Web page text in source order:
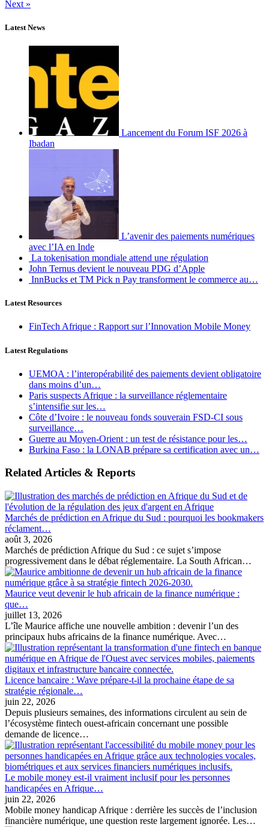
Next »
Latest News
Lancement du Forum ISF 2026 à
Ibadan
L’avenir des paiements numériques
avec l’IA en Inde
La tokenisation mondiale attend une régulation
John Ternus devient le nouveau PDG d’Apple
InnBucks et TM Pick n Pay transforment le commerce au…
Latest Resources
FinTech Afrique : Rapport sur l’Innovation Mobile Money
Latest Regulations
UEMOA : l’interopérabilité des paiements devient obligatoire
dans moins d’un…
Paris suspects Afrique : la surveillance réglementaire
s’intensifie sur les…
Côte d’Ivoire : le nouveau fonds souverain FSD-CI sous
surveillance…
Guerre au Moyen-Orient : un test de résistance pour les…
Burkina Faso : la LONAB prépare sa certification avec un…
Related Articles & Reports
Marchés de prédiction en Afrique du Sud : pourquoi les bookmakers
réclament…
août 3, 2026
Marchés de prédiction Afrique du Sud : ce sujet s’impose
progressivement dans le débat réglementaire. La South African…
Maurice veut devenir le hub africain de la finance numérique :
que…
juillet 13, 2026
L’île Maurice affiche une nouvelle ambition : devenir l’un des
principaux hubs africains de la finance numérique. Avec…
Licence bancaire : Wave prépare-t-il la prochaine étape de sa
stratégie régionale…
juin 22, 2026
Depuis plusieurs semaines, des informations circulent au sein de
l’écosystème fintech ouest-africain concernant une possible
demande de licence…
Le mobile money est-il vraiment inclusif pour les personnes
handicapées en Afrique…
juin 22, 2026
Mobile money handicap Afrique : derrière les succès de l’inclusion
financière numérique, une question reste largement ignorée. Les…